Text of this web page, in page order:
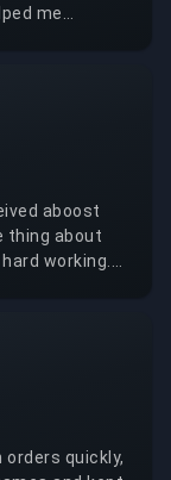
me
of positive
for a great
aboost
thing about
working.
quickly,